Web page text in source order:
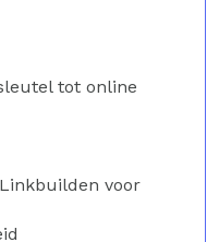
tot online
voor